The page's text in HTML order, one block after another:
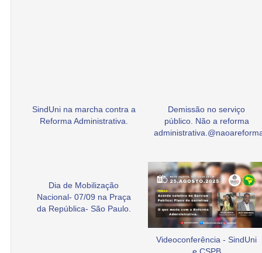
SindUni na marcha contra a
Reforma Administrativa.
Demissão no serviço
público. Não a reforma
Dia de Mobilização
Nacional- 07/09 na Praça
da República- São Paulo.
Videoconferência - SindUni
e CSPB